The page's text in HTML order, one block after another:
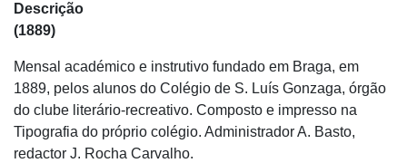
Descrição
(1889)
Mensal académico e instrutivo fundado em Braga, em
1889, pelos alunos do Colégio de S. Luís Gonzaga, órgão
do clube literário-recreativo. Composto e impresso na
Tipografia do próprio colégio. Administrador A. Basto,
redactor J. Rocha Carvalho.